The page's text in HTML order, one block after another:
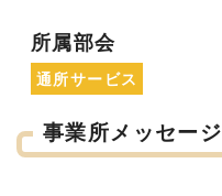
所属部会
通所サービス
事業所メッセージ